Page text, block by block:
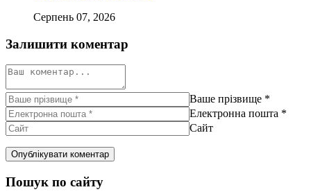
Серпень 07, 2026
Залишити коментар
Ваше прізвище *
Електронна пошта *
Сайт
Пошук по сайту